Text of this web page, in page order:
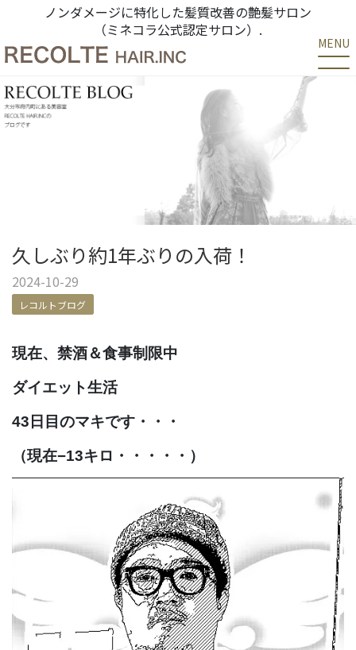
ノンダメージに特化した髪質改善の艶髪サロン
（ミネコラ公式認定サロン）.
MENU
久しぶり約1年ぶりの入荷！
2024-10-29
レコルトブログ
現在、 禁酒＆食事制限中
ダイエット生活
43日目のマキです・・・
（現在−13キロ・・・・・）